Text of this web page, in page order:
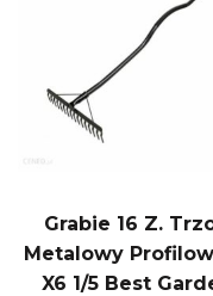
Grabie 16 Z.
Metalowy
X6 1/5 Best